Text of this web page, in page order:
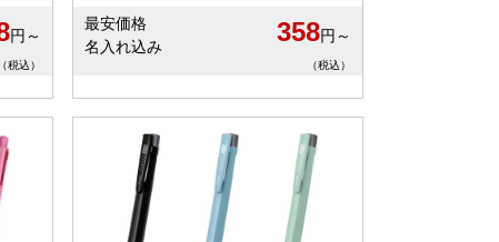
円～
（税込）
最安価格
名入れ込み
358円～
（税込）